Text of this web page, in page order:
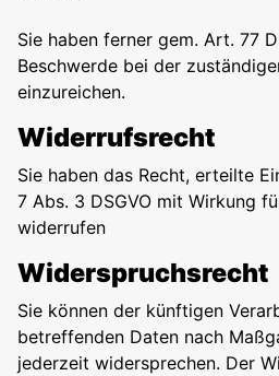
Sie haben ferner gem. Art. 77
Beschwerde bei der
einzureichen.
Widerrufsrecht
Sie haben das Recht, erteilte
7 Abs. 3 DSGVO mit Wirkung
widerrufen
Widerspruchsrecht
Sie können der künftigen
betreffenden Daten nach
jederzeit widersprechen. Der